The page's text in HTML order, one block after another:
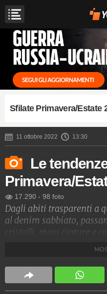
Sfilate Primavera/Estate
11 ottobre 2022 13:30
Le
Primavera/
17.290 - 98 foto
Dagli abiti trasparenti a
al denim sabbiato,
cristalli, maxi cinture e
Milano, Parigi, Londra e